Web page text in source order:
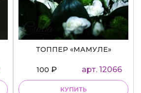
ТОППЕР «МАМУЛЕ»
100₽ арт. 12066
КУПИТЬ